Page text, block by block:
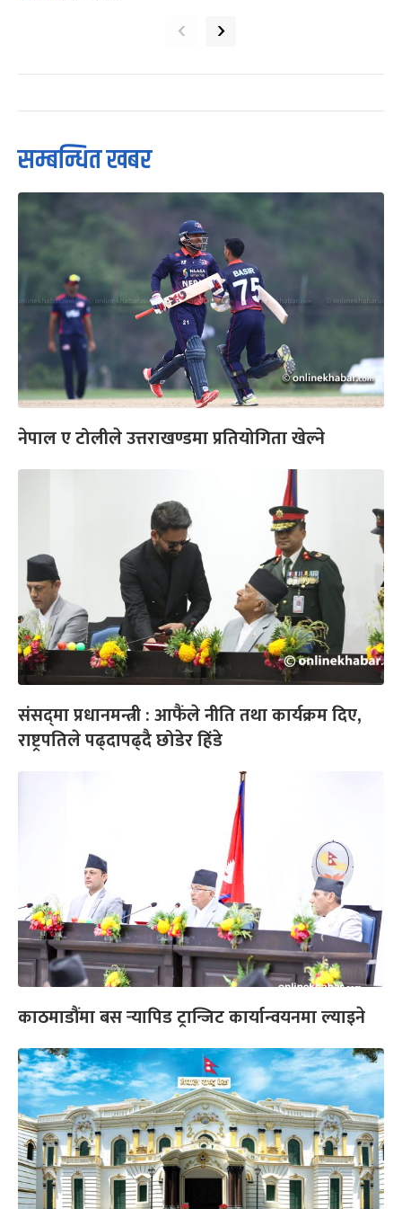
‹ ›
सम्बन्धित खबर
नेपाल ए टोलीले उत्तराखण्डमा प्रतियोगिता खेल्ने
संसद्‌मा प्रधानमन्त्री : आफैंले नीति तथा कार्यक्रम दिए,
राष्ट्रपतिले पढ्दापढ्दै छोडेर हिंडे
काठमाडौंमा बस र्‍यापिड ट्रान्जिट कार्यान्वयनमा ल्याइने